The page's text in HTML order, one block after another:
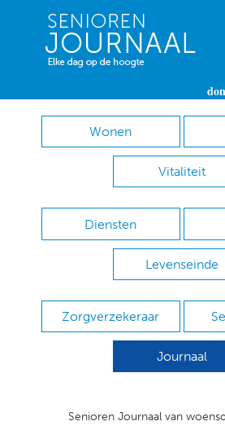
Wonen
Vitaliteit
Diensten
Levenseinde
Zorgverzekeraar
Journaal
Senioren Journaal van